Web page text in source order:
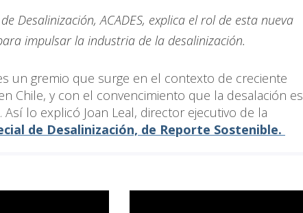
Desalinización, ACADES, explica el rol de esta nueva
impulsar la industria de la desalinización.
un gremio que surge en el contexto de creciente
Chile, y con el convencimiento que la desalación es
lo explicó Joan Leal, director ejecutivo de la
de Desalinización, de Reporte Sostenible.